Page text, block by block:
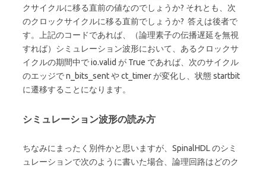
クサイクルに移る直前の値なのでしょうか? それとも、次
のクロックサイクルに移る直前でしょうか? 答えは後者で
す。上記のコードであれば、（論理素子の伝播遅延を無視
すれば）シミュレーション波形において、あるクロックサ
イクルの期間中で io.valid が True であれば、次のサイクル
のエッジで n_bits_sent や ct_timer が変化し、状態 startbit
に遷移することになります。
シミュレーション波形の読み方
ちなみにまったく別件かと思いますが、SpinalHDL のシミ
ュレーションで次のように書いた場合、論理回路はどのク